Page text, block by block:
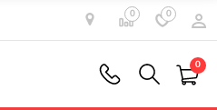
0 0
0